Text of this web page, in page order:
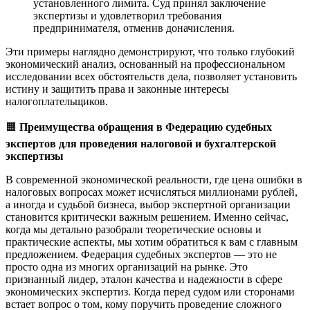
установленного лимита. Суд принял заключение
экспертизы и удовлетворил требования
предпринимателя, отменив доначисления.
Эти примеры наглядно демонстрируют, что только глубокий
экономический анализ, основанный на профессиональном
исследовании всех обстоятельств дела, позволяет установить
истину и защитить права и законные интересы
налогоплательщиков.
🟧 Преимущества обращения в Федерацию судебных
экспертов для проведения налоговой и бухгалтерской
экспертизы
В современной экономической реальности, где цена ошибки в
налоговых вопросах может исчисляться миллионами рублей,
а иногда и судьбой бизнеса, выбор экспертной организации
становится критически важным решением. Именно сейчас,
когда мы детально разобрали теоретические основы и
практические аспекты, мы хотим обратиться к вам с главным
предложением. Федерация судебных экспертов — это не
просто одна из многих организаций на рынке. Это
признанный лидер, эталон качества и надежности в сфере
экономических экспертиз. Когда перед судом или сторонами
встает вопрос о том, кому поручить проведение сложного